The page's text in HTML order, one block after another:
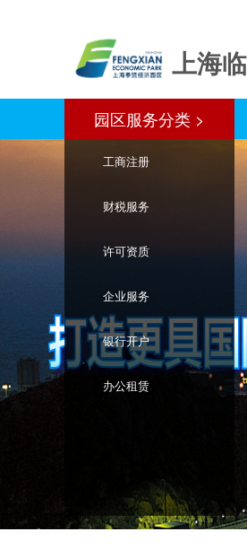
上海
园区服务分类 >
工商注册
财税服务
许可资质
企业服务
银行开户
办公租赁
园区服务分类>